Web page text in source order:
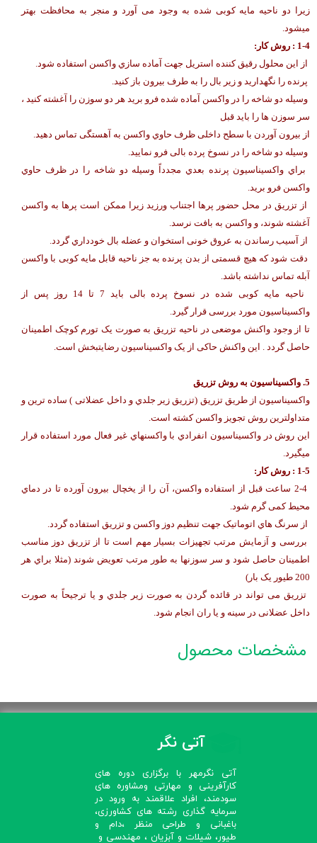
زیرا دو ناحیه مایه کوبی شده به وجود می آورد و منجر به محافظت بهتر
میشود.
1-4 : روش کار:
از این محلول رقیق کننده استریل جهت آماده سازي واکسن استفاده شود.
پرنده را نگهدارید و زیر بال را به طرف بیرون باز کنید.
وسیله دو شاخه را در واکسن آماده شده فرو برید هر دو سوزن را آغشته کنید ،
سر سوزن ها را باید قبل
از بیرون آوردن با سطح داخلی ظرف حاوي واکسن به آهستگی تماس دهید.
وسیله دو شاخه را در نسوخ پرده بالی فرو نمایید.
براي واکسیناسیون پرنده بعدي مجدداً وسیله دو شاخه را در ظرف حاوي
واکسن فرو برید.
از تزریق در محل حضور پرها اجتناب ورزید زیرا ممکن است پرها به واکسن
آغشته شوند، و واکسن به بافت نرسد.
از آسیب رساندن به عروق خونی استخوان و عضله بال خودداري گردد.
دقت شود که هیچ قسمتی از بدن پرنده به جز ناحیه قابل مایه کوبی با واکسن
آبله تماس نداشته باشد.
ناحیه مایه کوبی شده در نسوخ پرده بالی باید 7 تا 14 روز پس از
واکسیناسیون مورد بررسی قرار گیرد.
تا از وجود واکنش موضعی در ناحیه تزریق به صورت یک تورم کوچک اطمینان
حاصل گردد . این واکنش حاکی از یک واکسیناسیون رضایتبخش است.
5. واکسیناسیون به روش تزریق
واکسیناسیون از طریق تزریق (تزریق زیر جلدي و داخل عضلاتی ) ساده ترین و
متداولترین روش تجویز واکسن کشته است.
این روش در واکسیناسیون انفرادي با واکسنهاي غیر فعال مورد استفاده قرار
میگیرد.
1-5 : روش کار:
2-4 ساعت قبل از استفاده واکسن، آن را از یخچال بیرون آورده تا در دماي
محیط کمی گرم شود.
از سرنگ هاي اتوماتیک جهت تنظیم دوز واکسن و تزریق استفاده گردد.
بررسی و آزمایش مرتب تجهیزات بسیار مهم است تا از تزریق دوز مناسب
اطمینان حاصل شود و سر سوزنها به طور مرتب تعویض شوند (مثلا براي هر
200 طیور یک بار)
تزریق می تواند در قائده گردن به صورت زیر جلدي و یا ترجیحاً به صورت
داخل عضلانی در سینه و یا ران انجام شود.
مشخصات محصول
آتی نگر
آتی نگرمهر با برگزاری دوره های
کارآفرینی و مهارتی ومشاوره های
سودمند، افراد علاقمند به ورود در
سرمایه گذاری رشته های کشاورزی،
باغبانی و طراحی منظر ،دام و
طیور، شیلات و آبزیان ، مهندسی و